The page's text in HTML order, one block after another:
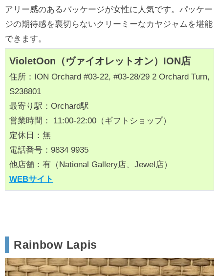
アリー感のあるパッケージが女性に人気です。パッケー
ジの期待感を裏切らないクリーミーなカヤジャムを堪能
できます。
VioletOon（ヴァイオレットオン）ION店
住所：ION Orchard #03-22, #03-28/29 2 Orchard Turn,
S238801
最寄り駅：Orchard駅
営業時間： 11:00-22:00（ギフトショップ）
定休日：無
電話番号：9834 9935
他店舗：有（National Gallery店、Jewel店）
WEBサイト
Rainbow Lapis